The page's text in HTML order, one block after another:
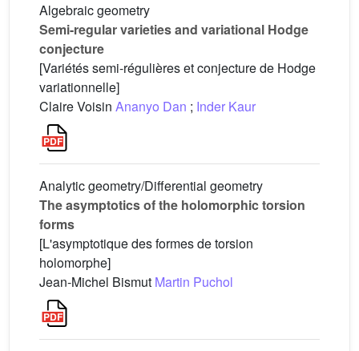
Algebraic geometry
Semi-regular varieties and variational Hodge
conjecture
[Variétés semi-régulières et conjecture de Hodge
variationnelle]
Claire Voisin Ananyo Dan ; Inder Kaur
Analytic geometry/Differential geometry
The asymptotics of the holomorphic torsion
forms
[L'asymptotique des formes de torsion
holomorphe]
Jean-Michel Bismut Martin Puchol